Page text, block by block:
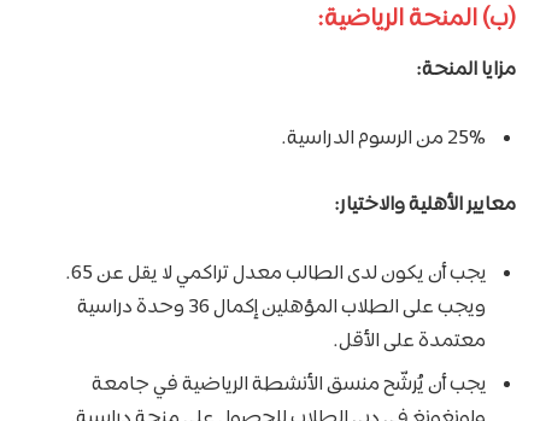
(ب) المنحة الرياضية:
مزايا المنحة:
25% من الرسوم الدراسية.
معايير الأهلية والاختيار:
يجب أن يكون لدى الطالب معدل تراكمي لا يقل عن 65.
ويجب على الطلاب المؤهلين إكمال 36 وحدة دراسية
معتمدة على الأقل.
يجب أن يُرشّح منسق الأنشطة الرياضية في جامعة